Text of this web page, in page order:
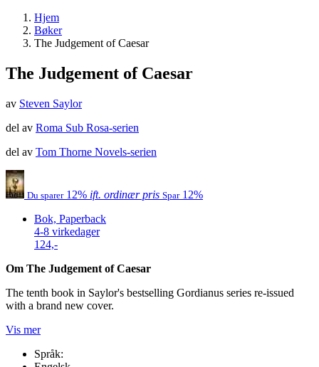
Hjem
Bøker
The Judgement of Caesar
The Judgement of Caesar
av Steven Saylor
del av Roma Sub Rosa-serien
del av Tom Thorne Novels-serien
Du sparer 12% ift. ordinær pris Spar 12%
Bok, Paperback
4-8 virkedager
124,-
Om The Judgement of Caesar
The tenth book in Saylor's bestselling Gordianus series re-issued
with a brand new cover.
Vis mer
Språk: